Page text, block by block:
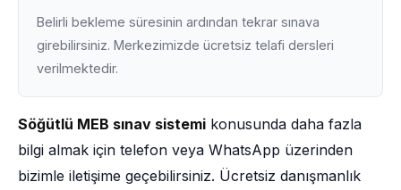
Belirli bekleme süresinin ardından tekrar sınava
girebilirsiniz. Merkezimizde ücretsiz telafi dersleri
verilmektedir.
Söğütlü MEB sınav sistemi konusunda daha fazla
bilgi almak için telefon veya WhatsApp üzerinden
bizimle iletişime geçebilirsiniz. Ücretsiz danışmanlık